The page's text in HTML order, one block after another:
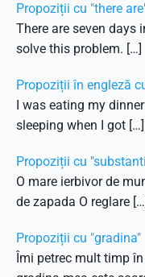
Propoziții cu "there
There are seven days
solve this problem. […]
Propoziții în engleză
I was eating my
sleeping when I got […]
Propoziții cu
O mare ierbivor de
de zapada O reglare
Propoziții cu "gradina"
Îmi petrec mult timp